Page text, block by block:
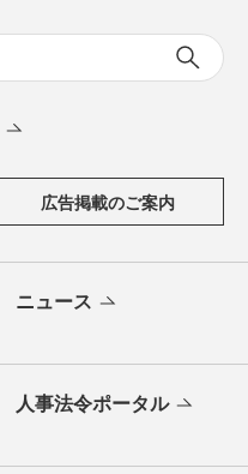
広告掲載のご案内
ニュース
人事法令ポータル